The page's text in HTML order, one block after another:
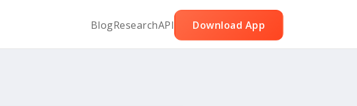
BlogResearchAPI Download App